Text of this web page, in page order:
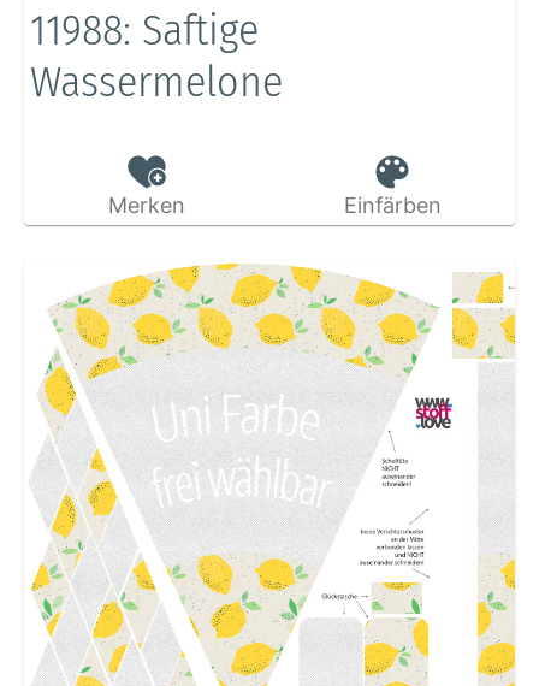
11988: Saftige
Wassermelone
Merken Einfärben